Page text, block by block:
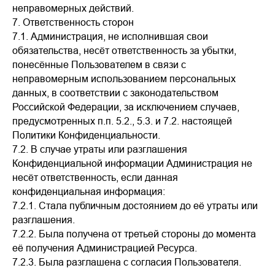
неправомерных действий.
7. Ответственность сторон
7.1. Администрация, не исполнившая свои
обязательства, несёт ответственность за убытки,
понесённые Пользователем в связи с
неправомерным использованием персональных
данных, в соответствии с законодательством
Российской Федерации, за исключением случаев,
предусмотренных п.п. 5.2., 5.3. и 7.2. настоящей
Политики Конфиденциальности.
7.2. В случае утраты или разглашения
Конфиденциальной информации Администрация не
несёт ответственность, если данная
конфиденциальная информация:
7.2.1. Стала публичным достоянием до её утраты или
разглашения.
7.2.2. Была получена от третьей стороны до момента
её получения Администрацией Ресурса.
7.2.3. Была разглашена с согласия Пользователя.